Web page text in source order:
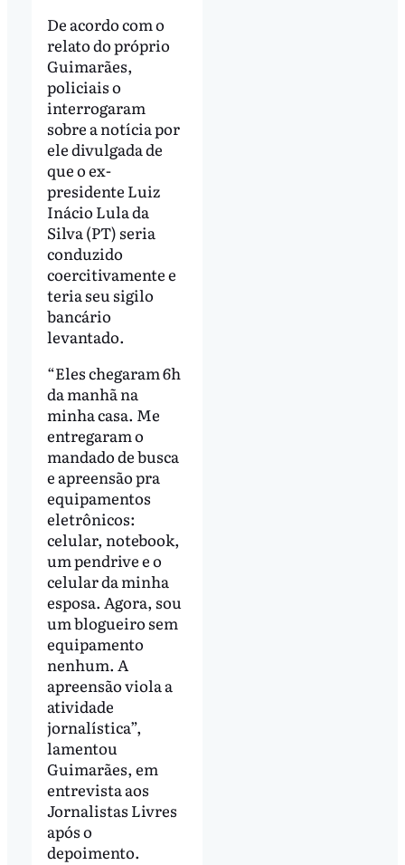
De acordo com o
relato do próprio
Guimarães,
policiais o
interrogaram
sobre a notícia por
ele divulgada de
que o ex-
presidente Luiz
Inácio Lula da
Silva (PT) seria
conduzido
coercitivamente e
teria seu sigilo
bancário
levantado.
“Eles chegaram 6h
da manhã na
minha casa. Me
entregaram o
mandado de busca
e apreensão pra
equipamentos
eletrônicos:
celular, notebook,
um pendrive e o
celular da minha
esposa. Agora, sou
um blogueiro sem
equipamento
nenhum. A
apreensão viola a
atividade
jornalística”,
lamentou
Guimarães, em
entrevista aos
Jornalistas Livres
após o
depoimento.